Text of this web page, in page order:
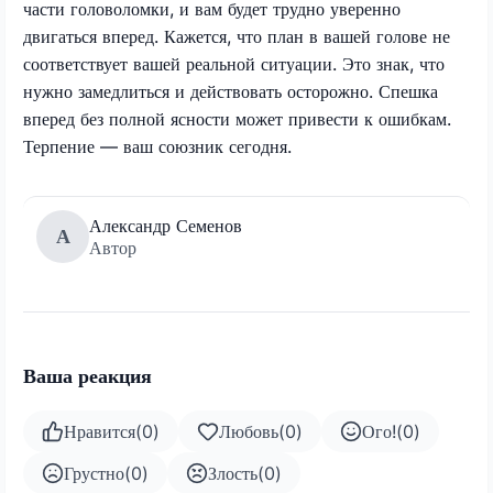
части головоломки, и вам будет трудно уверенно
двигаться вперед. Кажется, что план в вашей голове не
соответствует вашей реальной ситуации. Это знак, что
нужно замедлиться и действовать осторожно. Спешка
вперед без полной ясности может привести к ошибкам.
Терпение — ваш союзник сегодня.
А
Александр Семенов
Автор
Ваша реакция
Нравится(0) Любовь(0) Ого!(0)
Грустно(0) Злость(0)